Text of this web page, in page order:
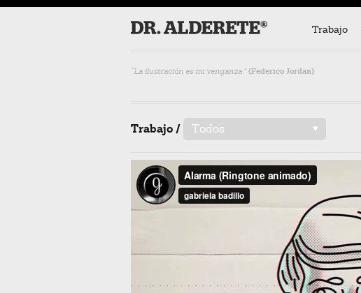
Trabajo
“La ilustración es mi venganza.”{Federico Jordan}
Trabajo / /
Todos